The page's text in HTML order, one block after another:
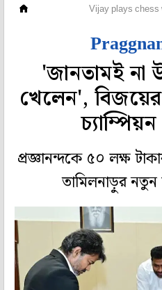
Vijay plays chess
'জানতামই না
খেলেন', বিজয়ের
চ্যাম্পিয়ন
প্রজ্ঞানন্দকে ৫০ লক্ষ
তামিলনাড়ুর নতুন